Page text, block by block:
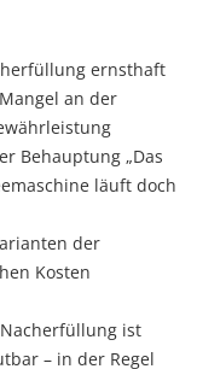
ernsthaft
an der
Behauptung „Das
läuft doch
der
Kosten
ist
– in der Regel